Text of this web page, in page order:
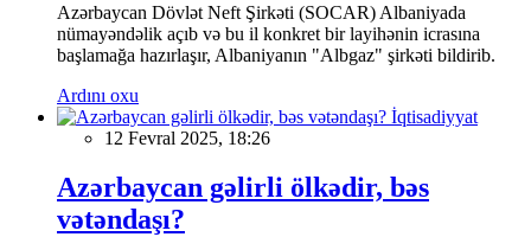
Azərbaycan Dövlət Neft Şirkəti (SOCAR) Albaniyada
nümayəndəlik açıb və bu il konkret bir layihənin icrasına
başlamağa hazırlaşır, Albaniyanın "Albgaz" şirkəti bildirib.
Ardını oxu
İqtisadiyyat
12 Fevral 2025, 18:26
Azərbaycan gəlirli ölkədir, bəs
vətəndaşı?